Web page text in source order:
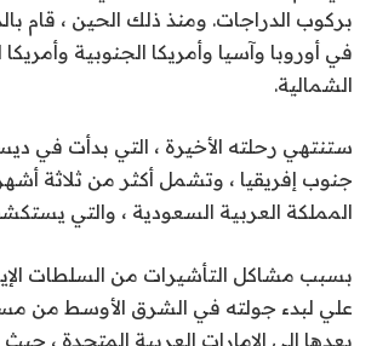
بركوب الدراجات. ومنذ ذلك الحين ، قام
في أوروبا وآسيا وأمريكا الجنوبية
الشمالية.
جنوب إفريقيا ، وتشمل أكثر من ثلاثة
المملكة العربية السعودية ، والتي
بسبب مشاكل التأشيرات من السلطات
علي لبدء جولته في الشرق الأوسط من
بعدها إلى الإمارات العربية المتحدة ،